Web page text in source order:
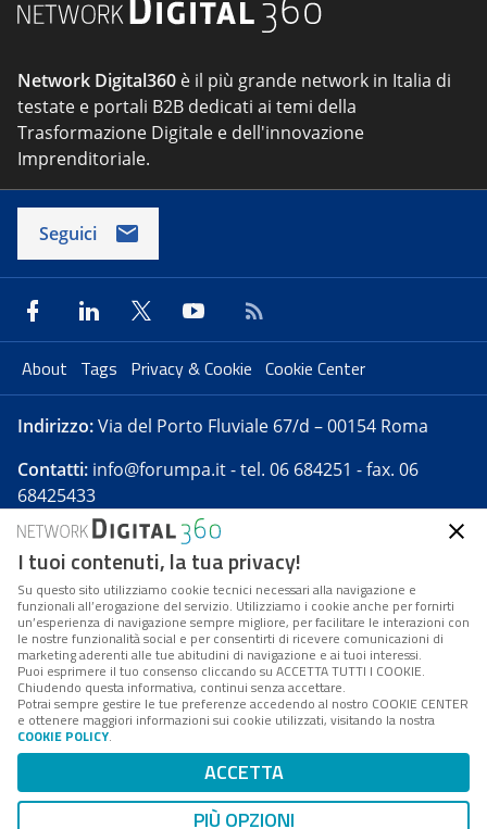
Network Digital360 è il più grande network in Italia di
testate e portali B2B dedicati ai temi della
Trasformazione Digitale e dell'innovazione
Imprenditoriale.
Seguici
About Tags Privacy & Cookie Cookie Center
Indirizzo:Via del Porto Fluviale 67/d – 00154 Roma
Contatti: info@forumpa.it- tel. 06 684251 - fax. 06
68425433
Forumpa.itè una pubblicazione telematica iscritta
presso Registro della stampa del Tribunale di Roma -
Reg. n. 182 del 2 maggio 2008 - Direttore resp. Michela
Stentella
FPA s.r.l. è società soggetta a Direzione e
Coordinamento da parte di Digital360 S.p.A. - FPA s.r.l.
è un'azienda certificata per il sistema di management
Codice Fiscale/Partita IVA n. 10693191008 - R.E.A. Roma
n. 1249791. ISP AWS
Mappa del sito
I tuoi contenuti, la tua privacy!
Su questo sito utilizziamo cookie tecnici necessari alla navigazione e
funzionali all’erogazione del servizio. Utilizziamo i cookie anche per fornirti
un’esperienza di navigazione sempre migliore, per facilitare le interazioni con
le nostre funzionalità social e per consentirti di ricevere comunicazioni di
marketing aderenti alle tue abitudini di navigazione e ai tuoi interessi.
Puoi esprimere il tuo consenso cliccando su ACCETTA TUTTI I COOKIE.
Chiudendo questa informativa, continui senza accettare.
Potrai sempre gestire le tue preferenze accedendo al nostro COOKIE CENTER
e ottenere maggiori informazioni sui cookie utilizzati, visitando la nostra
COOKIE POLICY.
ACCETTA
PIÙ OPZIONI